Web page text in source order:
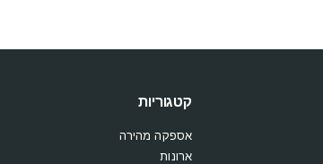
קטגוריות
אספקה מהירה
ארונות